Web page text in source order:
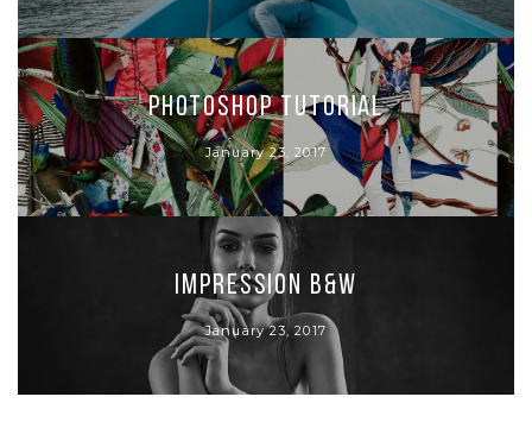
Photoshop Tutorial
January 23, 2017
Impression B&W
January 23, 2017